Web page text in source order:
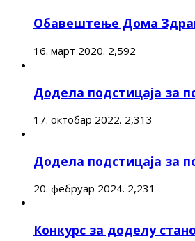
Обавештење Дома
16. март 2020. 2,592
Додела подстицаја за
17. октобар 2022. 2,313
Додела подстицаја за
20. фебруар 2024. 2,231
Конкурс за доделу